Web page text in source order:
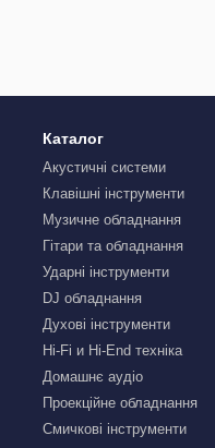
Каталог
Акустичні системи
Клавішні інструменти
Музичне обладнання
Гітари та обладнання
Ударні інструменти
DJ обладнання
Духові інструменти
Hi-Fi и Hi-End техніка
Домашнє аудіо
Проекційне обладнання
Смичкові інструменти